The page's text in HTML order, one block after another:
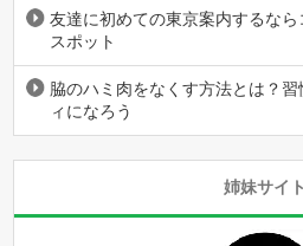
友達に初めての東京案内するな
スポット
脇のハミ肉をなくす方法とは？
ィになろう
姉妹サイト